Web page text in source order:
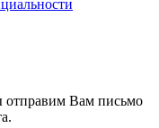
отправим Вам письмо